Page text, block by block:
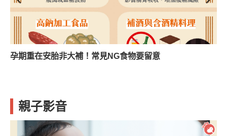
孕期重在安胎非大補！常見NG食物要留意
親子影音